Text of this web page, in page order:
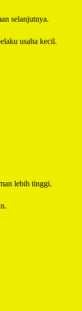
selanjutnya.
usaha kecil.
lebih tinggi.